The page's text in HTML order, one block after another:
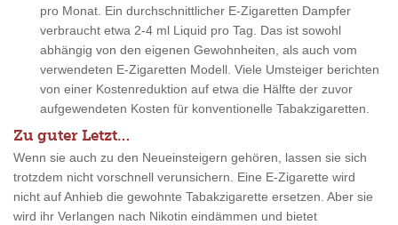
pro Monat. Ein durchschnittlicher E-Zigaretten Dampfer
verbraucht etwa 2-4 ml Liquid pro Tag. Das ist sowohl
abhängig von den eigenen Gewohnheiten, als auch vom
verwendeten E-Zigaretten Modell. Viele Umsteiger berichten
von einer Kostenreduktion auf etwa die Hälfte der zuvor
aufgewendeten Kosten für konventionelle Tabakzigaretten.
Zu guter Letzt…
Wenn sie auch zu den Neueinsteigern gehören, lassen sie sich
trotzdem nicht vorschnell verunsichern. Eine E-Zigarette wird
nicht auf Anhieb die gewohnte Tabakzigarette ersetzen. Aber sie
wird ihr Verlangen nach Nikotin eindämmen und bietet